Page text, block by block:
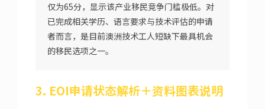
仅为65分，显示该产业移民竞争门槛极低。对
已完成相关学历、语言要求与技术评估的申请
者而言，是目前澳洲技术工人短缺下最具机会
的移民选项之一。
3. EOI申请状态解析＋资料图表说明